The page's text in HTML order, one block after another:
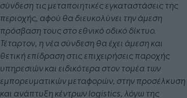
σύνδεση τις μεταποιητικές εγκαταστάσεις της
περιοχής, αφού θα διευκολύνει την άμεση
πρόσβαση τους στο εθνικό οδικό δίκτυο.
Τέταρτον, η νέα σύνδεση θα έχει άμεση και
θετική επίδραση στις επιχειρήσεις παροχής
υπηρεσιών και ειδικότερα στον τομέα των
εμπορευματικών μεταφορών, στην προσέλκυση
και ανάπτυξη κέντρων logistics, λόγω της